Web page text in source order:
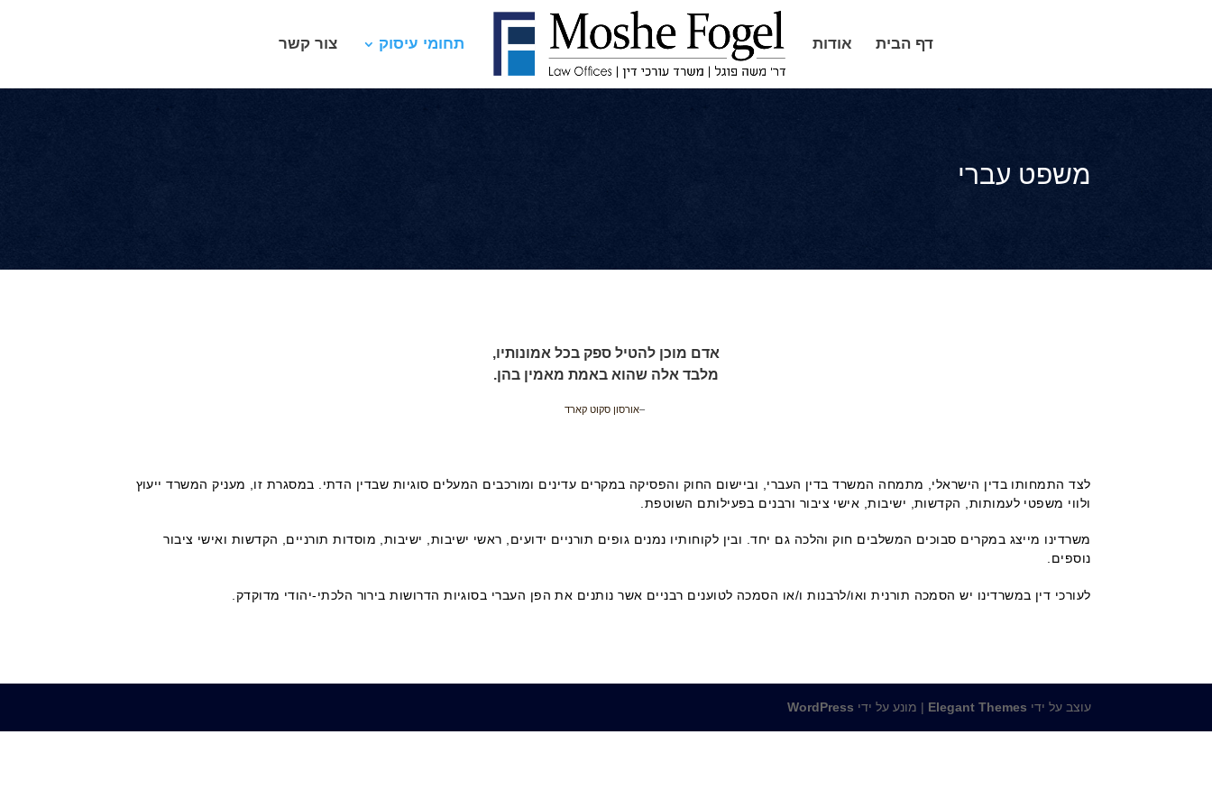
דף הבית אודות תחומי עיסוק צור קשר
משפט עברי
אדם מוכן להטיל ספק בכל אמונותיו,
מלבד אלה שהוא באמת מאמין בהן.
–אורסון סקוט קארד
לצד התמחותו בדין הישראלי, מתמחה המשרד בדין העברי, וביישום החוק והפסיקה במקרים עדינים ומורכבים המעלים סוגיות שבדין הדתי. במסגרת זו, מעניק המשרד ייעוץ
ולווי משפטי לעמותות, הקדשות, ישיבות, אישי ציבור ורבנים בפעילותם השוטפת.
משרדינו מייצג במקרים סבוכים המשלבים חוק והלכה גם יחד. ובין לקוחותיו נמנים גופים תורניים ידועים, ראשי ישיבות, ישיבות, מוסדות תורניים, הקדשות ואישי ציבור
נוספים.
לעורכי דין במשרדינו יש הסמכה תורנית ואו/לרבנות ו/או הסמכה לטוענים רבניים אשר נותנים את הפן העברי בסוגיות הדרושות בירור הלכתי-יהודי מדוקדק.
עוצב על ידי Elegant Themes | מונע על ידי WordPress